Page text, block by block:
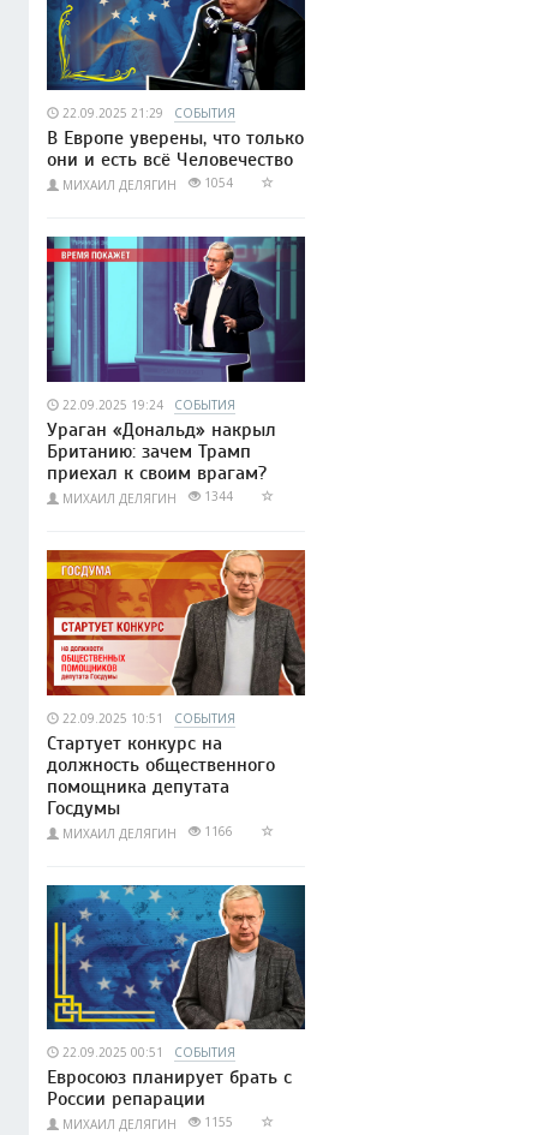
22.09.2025 21:29 СОБЫТИЯ
В Европе уверены, что только
они и есть всё Человечество
МИХАИЛ ДЕЛЯГИН 1054
22.09.2025 19:24 СОБЫТИЯ
Ураган «Дональд» накрыл
Британию: зачем Трамп
приехал к своим врагам?
МИХАИЛ ДЕЛЯГИН 1344
22.09.2025 10:51 СОБЫТИЯ
Стартует конкурс на
должность общественного
помощника депутата
Госдумы
МИХАИЛ ДЕЛЯГИН 1166
22.09.2025 00:51 СОБЫТИЯ
Евросоюз планирует брать с
России репарации
МИХАИЛ ДЕЛЯГИН 1155